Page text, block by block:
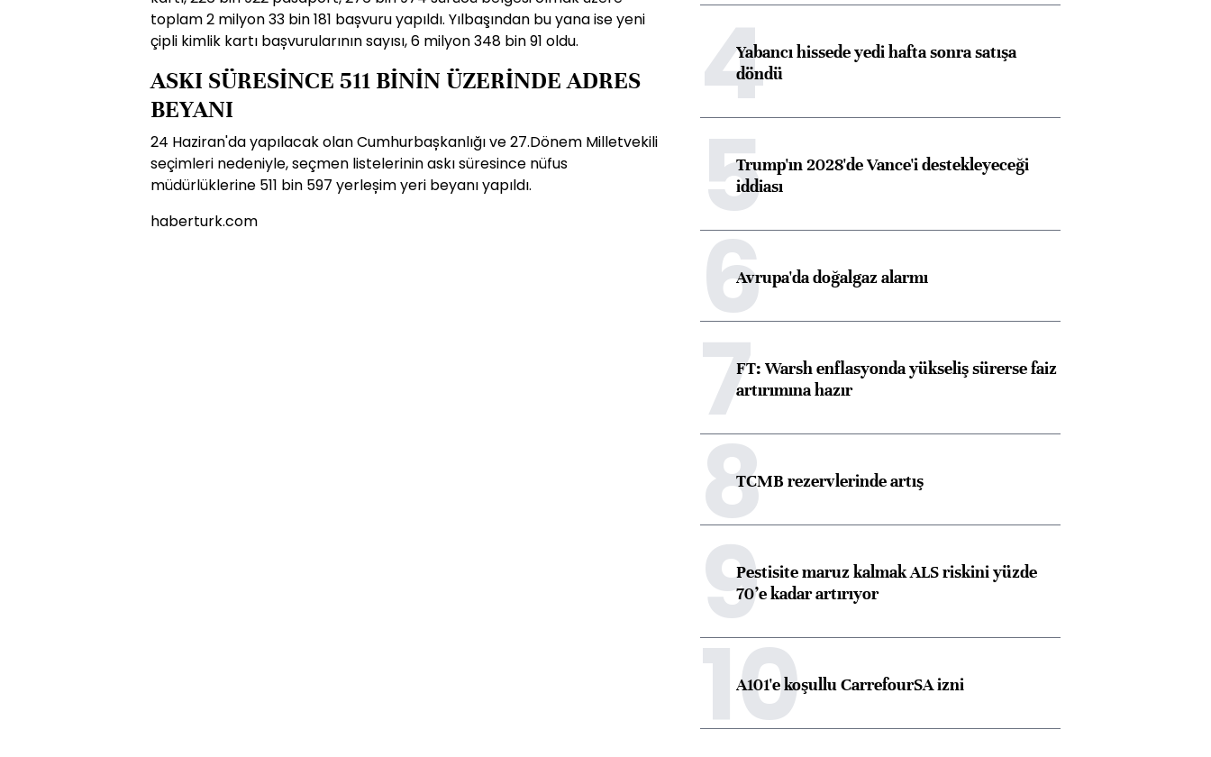
toplam 2 milyon 33 bin 181 bașvuru yapıldı. Yılbaşından bu yana ise yeni
çipli kimlik kartı bașvurularının sayısı, 6 milyon 348 bin 91 oldu.
ASKI SÜRESİNCE 511 BİNİN ÜZERİNDE ADRES
BEYANI
24 Haziran'da yapılacak olan Cumhurbașkanlığı ve 27.Dönem Milletvekili
seçimleri nedeniyle, seçmen listelerinin askı süresince nüfus
müdürlüklerine 511 bin 597 yerleșim yeri beyanı yapıldı.
haberturk.com
4Yabancı hissede yedi hafta sonra satışa
döndü
5Trump'ın 2028'de Vance'i destekleyeceği
iddiası
6Avrupa'da doğalgaz alarmı
7FT: Warsh enflasyonda yükseliş sürerse faiz
artırımına hazır
8TCMB rezervlerinde artış
9Pestisite maruz kalmak ALS riskini yüzde
70’e kadar artırıyor
10
A101'e koşullu CarrefourSA izni